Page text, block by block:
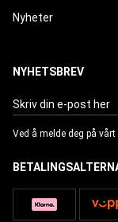
Nyheter
NYHETSBREV
Ved å melde deg på